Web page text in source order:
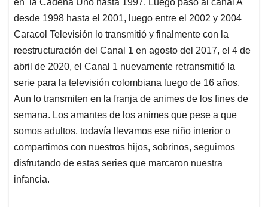
en la Cadena Uno hasta 1997. Luego pasó al canal A
desde 1998 hasta el 2001, luego entre el 2002 y 2004
Caracol Televisión lo transmitió y finalmente con la
reestructuración del Canal 1 en agosto del 2017, el 4 de
abril de 2020, el Canal 1 nuevamente retransmitió la
serie para la televisión colombiana luego de 16 años.
Aun lo transmiten en la franja de animes de los fines de
semana. Los amantes de los animes que pese a que
somos adultos, todavía llevamos ese niño interior o
compartimos con nuestros hijos, sobrinos, seguimos
disfrutando de estas series que marcaron nuestra
infancia.